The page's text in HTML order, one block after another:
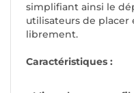
simplifiant ainsi le
utilisateurs de
librement.
Caractéristiques :